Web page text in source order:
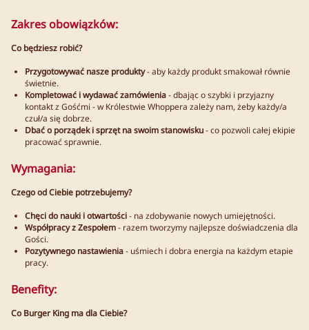
Zakres obowiązków:
Co będziesz robić?
Przygotowywać nasze produkty- aby każdy produkt smakował równie
świetnie.
Kompletować i wydawać zamówienia- dbając o szybki i przyjazny
kontakt z Gośćmi - w Królestwie Whoppera zależy nam, żeby każdy/a
czuł/a się dobrze.
Dbać o porządek i sprzęt na swoim stanowisku- co pozwoli całej ekipie
pracować sprawnie.
Wymagania:
Czego od Ciebie potrzebujemy?
Chęci do nauki i otwartości- na zdobywanie nowych umiejętności.
Współpracy z Zespołem- razem tworzymy najlepsze doświadczenia dla
Gości.
Pozytywnego nastawienia- uśmiech i dobra energia na każdym etapie
pracy.
Benefity:
Co Burger King ma dla Ciebie?